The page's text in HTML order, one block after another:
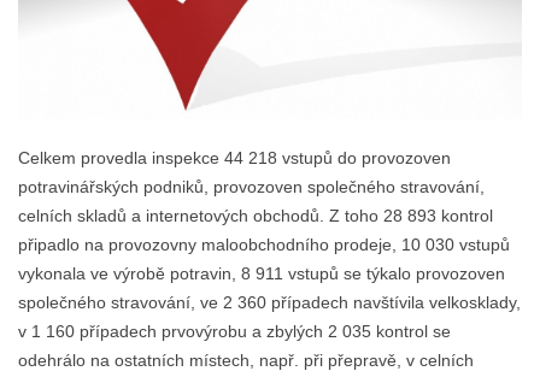
Celkem provedla inspekce 44 218 vstupů do provozoven
potravinářských podniků, provozoven společného stravování,
celních skladů a internetových obchodů. Z toho 28 893 kontrol
připadlo na provozovny maloobchodního prodeje, 10 030 vstupů
vykonala ve výrobě potravin, 8 911 vstupů se týkalo provozoven
společného stravování, ve 2 360 případech navštívila velkosklady,
v 1 160 případech prvovýrobu a zbylých 2 035 kontrol se
odehrálo na ostatních místech, např. při přepravě, v celních